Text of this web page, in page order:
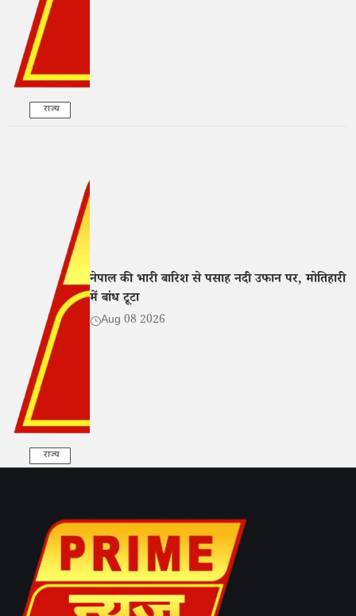
राज्य
राज्य
नेपाल की भारी बारिश से पसाह नदी उफान पर, मोतिहारी
में बांध टूटा
Aug 08 2026